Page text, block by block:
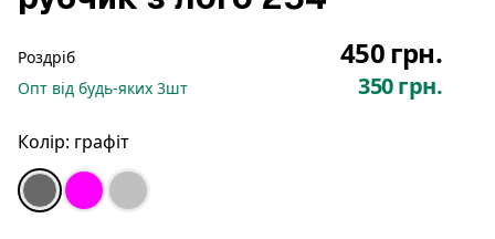
Роздріб 450 грн.
Опт від будь-яких 3шт 350 грн.
Колір: графіт